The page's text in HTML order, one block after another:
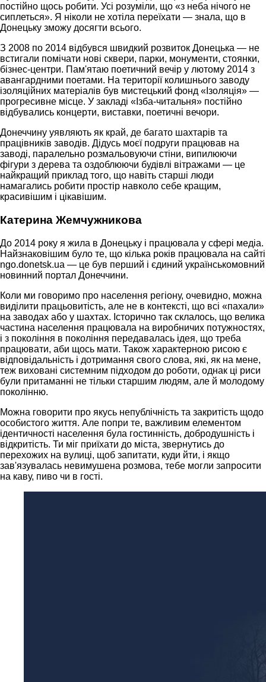
постійно щось робити. Усі розуміли, що «з неба нічого не
сиплеться». Я ніколи не хотіла переїхати — знала, що в
Донецьку зможу досягти всього.
З 2008 по 2014 відбувся швидкий розвиток Донецька — не
встигали помічати нові сквери, парки, монументи, стоянки,
бізнес-центри. Пам'ятаю поетичний вечір у лютому 2014 з
авангардними поетами. На території колишнього заводу
ізоляційних матеріалів був мистецький фонд «Ізоляція» —
прогресивне місце. У закладі «Ізба-читальня» постійно
відбувались концерти, виставки, поетичні вечори.
Донеччину уявляють як край, де багато шахтарів та
працівників заводів. Дідусь моєї подруги працював на
заводі, паралельно розмальовуючи стіни, випилюючи
фігури з дерева та оздоблюючи будівлі вітражами — це
найкращий приклад того, що навіть старші люди
намагались робити простір навколо себе кращим,
красивішим і цікавішим.
Катерина Жемчужникова
До 2014 року я жила в Донецьку і працювала у сфері медіа.
Найзнаковішим було те, що кілька років працювала на сайті
ngo.donetsk.ua — це був перший і єдиний українськомовний
новинний портал Донеччини.
Коли ми говоримо про населення регіону, очевидно, можна
виділити працьовитість, але не в контексті, що всі «пахали»
на заводах або у шахтах. Історично так склалось, що велика
частина населення працювала на виробничих потужностях,
і з покоління в покоління передавалась ідея, що треба
працювати, аби щось мати. Також характерною рисою є
відповідальність і дотримання свого слова, які, як на мене,
теж виховані системним підходом до роботи, однак ці риси
були притаманні не тільки старшим людям, але й молодому
поколінню.
Можна говорити про якусь непублічність та закритість щодо
особистого життя. Але попри те, важливим елементом
ідентичності населення була гостинність, добродушність і
відкритість. Ти міг приїхати до міста, звернутись до
перехожих на вулиці, щоб запитати, куди йти, і якщо
зав'язувалась невимушена розмова, тебе могли запросити
на каву, пиво чи в гості.